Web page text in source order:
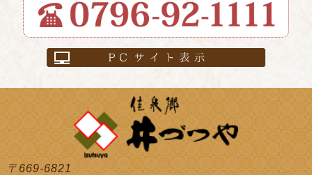
〒669-6821